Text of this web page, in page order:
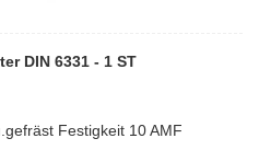
DIN 6331 - 1 ST
Festigkeit 10 AMF